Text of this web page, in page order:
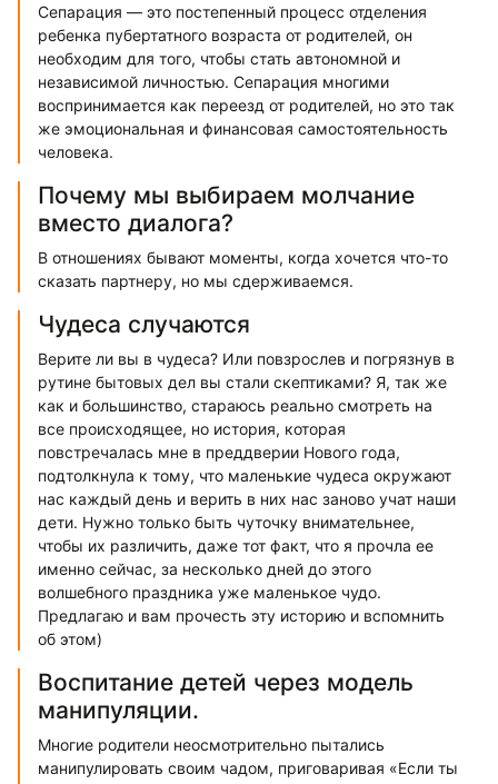
Сепарация — это постепенный процесс отделения
ребенка пубертатного возраста от родителей, он
необходим для того, чтобы стать автономной и
независимой личностью. Сепарация многими
воспринимается как переезд от родителей, но это так
же эмоциональная и финансовая самостоятельность
человека.
Почему мы выбираем молчание
вместо диалога?
В отношениях бывают моменты, когда хочется что-то
сказать партнеру, но мы сдерживаемся.
Чудеса случаются
Верите ли вы в чудеса? Или повзрослев и погрязнув в
рутине бытовых дел вы стали скептиками? Я, так же
как и большинство, стараюсь реально смотреть на
все происходящее, но история, которая
повстречалась мне в преддверии Нового года,
подтолкнула к тому, что маленькие чудеса окружают
нас каждый день и верить в них нас заново учат наши
дети. Нужно только быть чуточку внимательнее,
чтобы их различить, даже тот факт, что я прочла ее
именно сейчас, за несколько дней до этого
волшебного праздника уже маленькое чудо.
Предлагаю и вам прочесть эту историю и вспомнить
об этом)
Воспитание детей через модель
манипуляции.
Многие родители неосмотрительно пытались
манипулировать своим чадом, приговаривая «Если ты